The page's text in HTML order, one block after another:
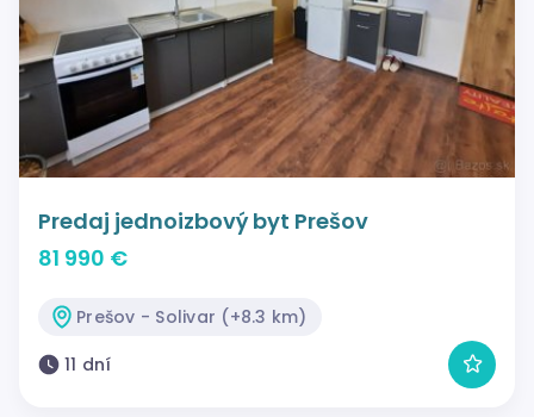
Predaj jednoizbový byt Prešov
81 990 €
Prešov - Solivar (+8.3 km)
11 dní